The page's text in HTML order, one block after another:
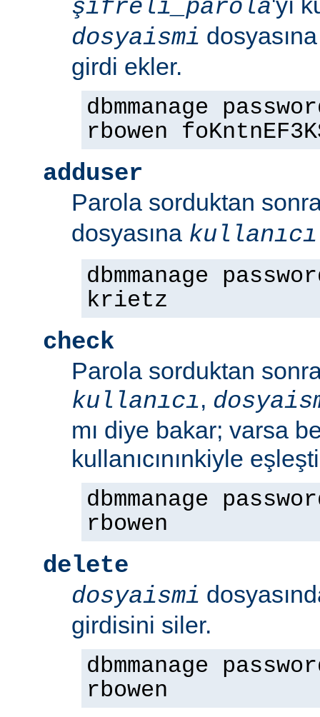
şifreli_parola
dosyaismi
girdi ekler.
dbmmanage
rbowen
adduser
Parola sorduktan
dosyasına kullanıcı
dbmmanage
krietz
check
Parola sorduktan
kullanıcı,
mı diye bakar; varsa
kullanıcınınkiyle
dbmmanage
rbowen
delete
dosyaismi
girdisini siler.
dbmmanage
rbowen